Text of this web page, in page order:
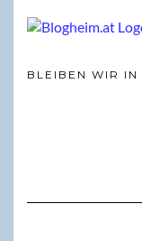
BLEIBEN WIR IN